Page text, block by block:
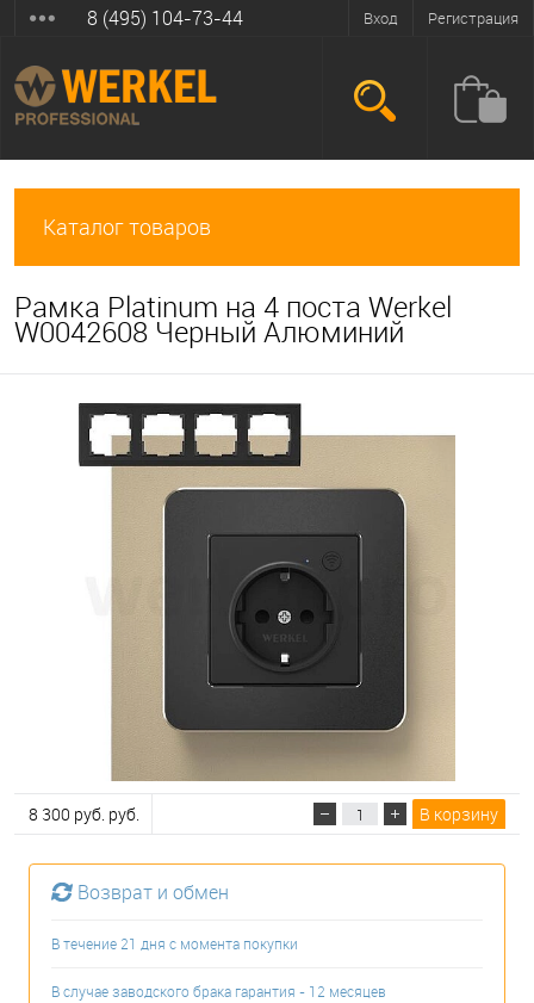
Вход Регистрация
8 (495) 104-73-44
Каталог товаров
Рамка Platinum на 4 поста Werkel
W0042608 Черный Алюминий
8 300 руб. руб. В корзину
Возврат и обмен
В течение 21 дня с момента покупки
В случае заводского брака гарантия - 12 месяцев